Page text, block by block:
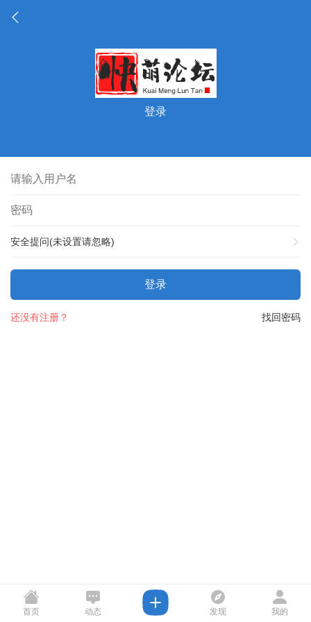
登录
安全提问(未设置请忽略)
登录
找回密码
还没有注册？
首页 动态 发现 我的